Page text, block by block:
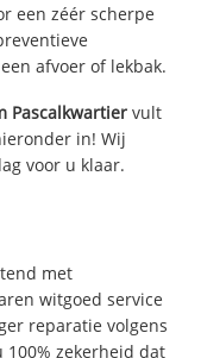
een zéér scherpe
afvoer of lekbak.
Pascalkwartier vult
in! Wij
voor u klaar.
met
witgoed service
reparatie volgens
zekerheid dat